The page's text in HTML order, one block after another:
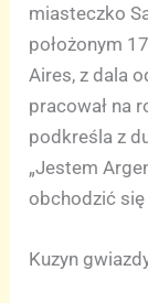
miasteczko
położonym
Aires, z dala
pracował na
podkreśla z
„Jestem
obchodzić się
Kuzyn